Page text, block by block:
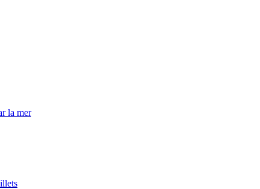
la mer